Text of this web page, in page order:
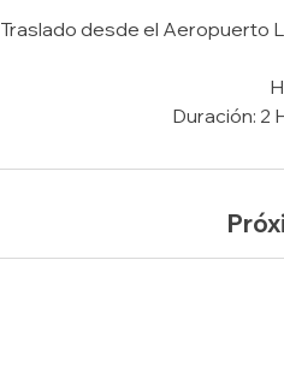
n
r
a
Traslado desde el Aeropuerto
Duración: 2